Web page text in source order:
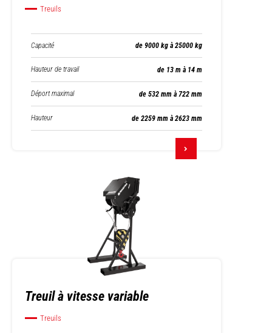
Treuils
Capacité de 9000 kg à 25000 kg
Hauteur de travail de 13 m à 14 m
Déport maximal de 532 mm à 722 mm
Hauteur de 2259 mm à 2623 mm
Treuil à vitesse variable
Treuils